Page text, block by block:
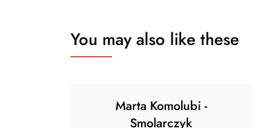
You may also like these
Marta Komolubi -
Smolarczyk